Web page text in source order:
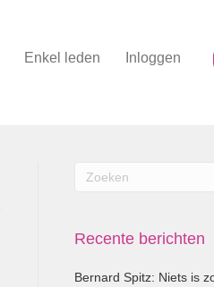
Enkel leden Inloggen
Recente berichten
Bernard Spitz: Niets is